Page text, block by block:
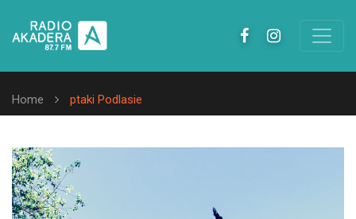
Home ptaki Podlasie